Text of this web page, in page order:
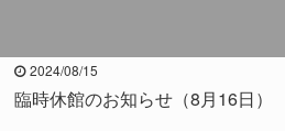
2024/08/15
臨時休館のお知らせ（8月16日）